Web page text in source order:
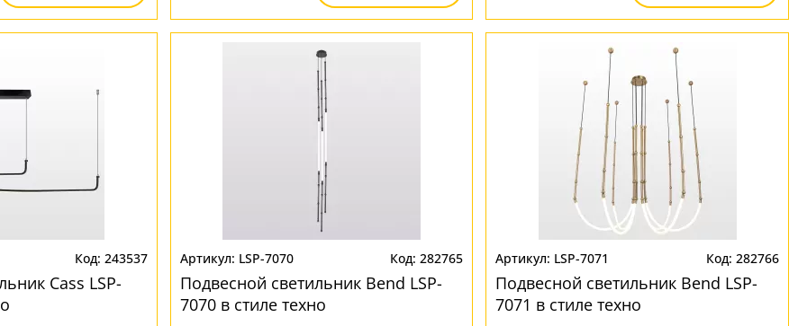
243537
Cass LSP-
LSP-7070 282765
Подвесной светильник Bend LSP-
7070 в стиле техно
LSP-7071 282766
Подвесной светильник Bend LSP-
7071 в стиле техно